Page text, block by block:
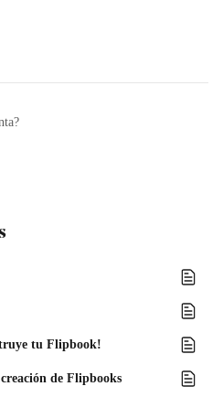
tu Flipbook!
de Flipbooks